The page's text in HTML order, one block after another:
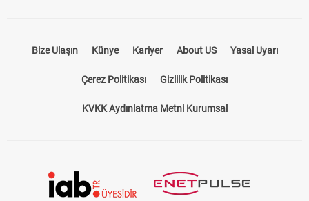
Bize Ulaşın Künye Kariyer About US Yasal Uyarı
Çerez Politikası Gizlilik Politikası
KVKK Aydınlatma Metni Kurumsal